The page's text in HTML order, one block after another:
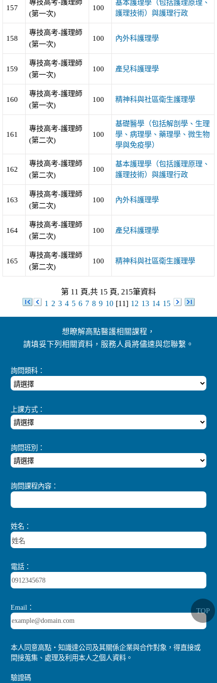
157
專技高考-護理師
(第一次)
100
基本護理學（包括護理原理、
護理技術）與護理行政
158
專技高考-護理師
(第一次)
100 內外科護理學
159
專技高考-護理師
(第一次)
100 產兒科護理學
160
專技高考-護理師
(第一次)
100 精神科與社區衛生護理學
161
專技高考-護理師
(第二次)
100
基礎醫學（包括解剖學、生理
學、病理學、藥理學、微生物
學與免疫學）
162
專技高考-護理師
(第二次)
100
基本護理學（包括護理原理、
護理技術）與護理行政
163
專技高考-護理師
(第二次)
100 內外科護理學
164
專技高考-護理師
(第二次)
100 產兒科護理學
165
專技高考-護理師
(第二次)
100 精神科與社區衛生護理學
第 11 頁,共 15 頁, 215筆資料
1 2 3 4 5 6 7 8 9 10 [11] 12 13 14 15
想瞭解高點醫護相關課程，
請填妥下列相關資料，服務人員將儘速與您聯繫。
詢問類科：
上課方式：
詢問班別：
詢問課程內容：
姓名：
電話：
Email：
本人同意高點‧知識達公司及其關係企業與合作對象，得直接或
間接蒐集、處理及利用本人之個人資料。
驗證碼
TOP